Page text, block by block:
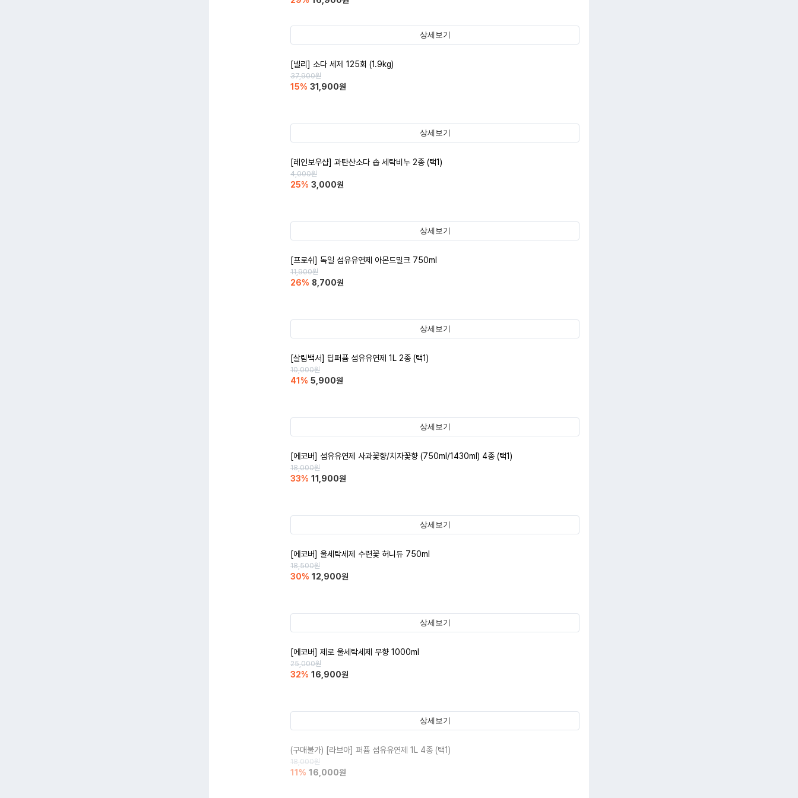
상세보기
[넬리] 소다 세제 125회 (1.9kg)
37,900원
15% 31,900원
상세보기
[레인보우샵] 과탄산소다 솝 세탁비누 2종 (택1)
4,000원
25% 3,000원
상세보기
[프로쉬] 독일 섬유유연제 아몬드밀크 750ml
11,900원
26% 8,700원
상세보기
[살림백서] 딥퍼퓸 섬유유연제 1L 2종 (택1)
10,000원
41 % 5,900원
상세보기
[에코버] 섬유유연제 사과꽃향/치자꽃향 (750ml/1430ml) 4종 (택1)
18,000원
33% 11,900원
상세보기
[에코버] 울세탁세제 수련꽃 허니듀 750ml
18,500원
30% 12,900원
상세보기
[에코버] 제로 울세탁세제 무향 1000ml
25,000원
32% 16,900원
상세보기
(구매불가) [라브아] 퍼퓸 섬유유연제 1L 4종 (택1)
18,000원
11 % 16,000원